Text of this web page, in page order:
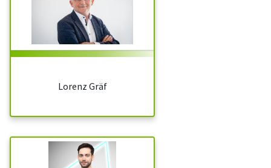
Lorenz Gräf